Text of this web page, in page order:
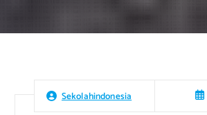
Sekolahindonesia